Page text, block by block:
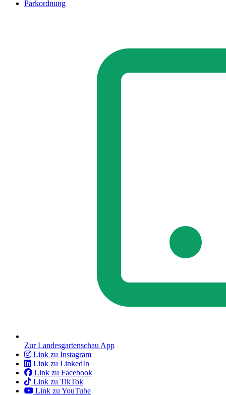
Parkordnung
Zur Landesgartenschau App
Link zu Instagram
Link zu LinkedIn
Link zu Facebook
Link zu TikTok
Link zu YouTube